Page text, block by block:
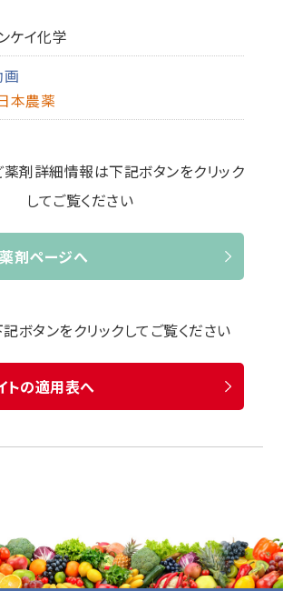
ケイ化学
本農薬
剤詳細情報は下記ボタンをクリック
してご覧ください
剤ページへ
ボタンをクリックしてご覧ください
トの適用表へ